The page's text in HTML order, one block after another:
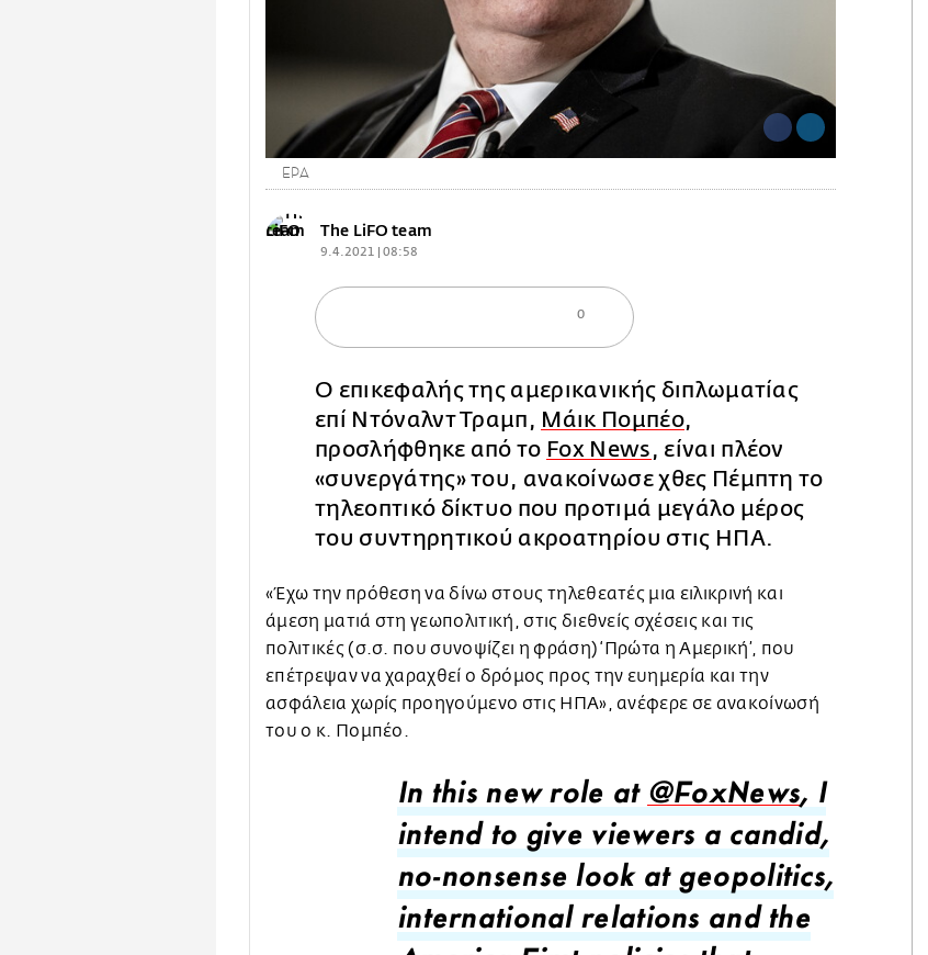
EPA
The LiFO team
9.4.2021 | 08:58
0
Ο επικεφαλής της αμερικανικής διπλωματίας
επί Ντόναλντ Τραμπ, Μάικ Πομπέο,
προσλήφθηκε από το Fox News, είναι πλέον
«συνεργάτης» του, ανακοίνωσε χθες Πέμπτη το
τηλεοπτικό δίκτυο που προτιμά μεγάλο μέρος
του συντηρητικού ακροατηρίου στις ΗΠΑ.
«Έχω την πρόθεση να δίνω στους τηλεθεατές μια ειλικρινή και
άμεση ματιά στη γεωπολιτική, στις διεθνείς σχέσεις και τις
πολιτικές (σ.σ. που συνοψίζει η φράση) ‘Πρώτα η Αμερική’, που
επέτρεψαν να χαραχθεί ο δρόμος προς την ευημερία και την
ασφάλεια χωρίς προηγούμενο στις ΗΠΑ», ανέφερε σε ανακοίνωσή
του ο κ. Πομπέο.
In this new role at @FoxNews, I
intend to give viewers a candid,
no-nonsense look at geopolitics,
international relations and the